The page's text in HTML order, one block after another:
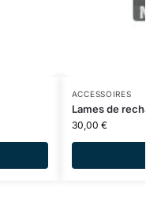
ACCESSOIRES
Lames de
30,00 €